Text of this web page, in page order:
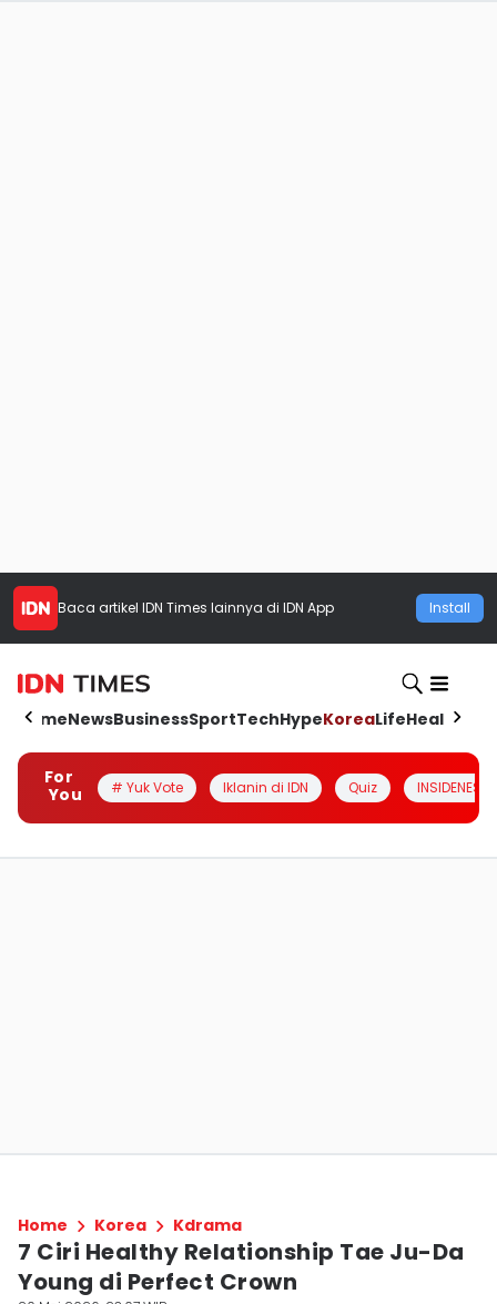
Baca artikel IDN Times lainnya di IDN App Install
HomeNewsBusinessSportTechHypeKoreaLifeHealth
For
You
# Yuk Vote Iklanin di IDN Quiz INSIDENESIA
Home Korea Kdrama
7 Ciri Healthy Relationship Tae Ju-Da
Young di Perfect Crown